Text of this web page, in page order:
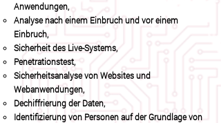
Anwendungen,
Analyse nach einem Einbruch und vor einem
Einbruch,
Sicherheit des Live-Systems,
Penetrationstest,
Sicherheitsanalyse von Websites und
Webanwendungen,
Dechiffrierung der Daten,
Identifizierung von Personen auf der Grundlage von